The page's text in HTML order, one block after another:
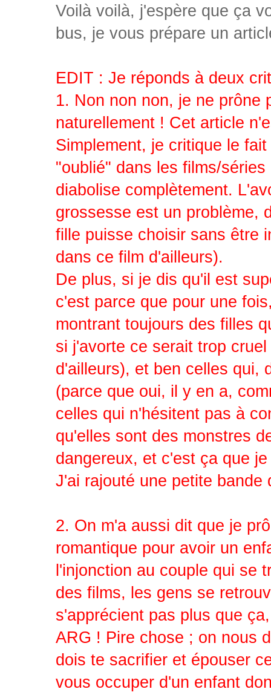
Voilà voilà, j'espère que ça
bus, je vous prépare un
EDIT : Je réponds à deux
1. Non non non, je ne prône
naturellement ! Cet article
Simplement, je critique le
"oublié" dans les films/
diabolise complètement.
grossesse est un problème,
fille puisse choisir sans être
dans ce film d'ailleurs).
De plus, si je dis qu'il est
c'est parce que pour une
montrant toujours des filles
si j'avorte ce serait trop
d'ailleurs), et ben celles qui,
(parce que oui, il y en a,
celles qui n'hésitent pas à
qu'elles sont des monstres
dangereux, et c'est ça que
J'ai rajouté une petite
2. On m'a aussi dit que je
romantique pour avoir un
l'injonction au couple qui se
des films, les gens se
s'apprécient pas plus que
ARG ! Pire chose ; on nous
dois te sacrifier et épouser
vous occuper d'un enfant